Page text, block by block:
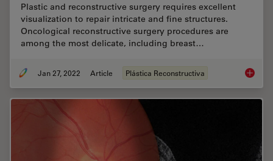
Plastic and reconstructive surgery requires excellent
visualization to repair intricate and fine structures.
Oncological reconstructive surgery procedures are
among the most delicate, including breast…
Jan 27, 2022 Article Plástica Reconstructiva How to